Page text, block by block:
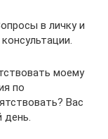
в личку и
моему
по
Вас
день.